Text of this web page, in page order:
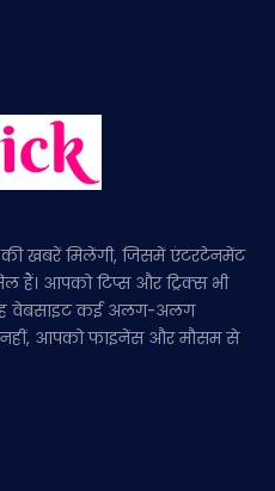
खबरें मिलेंगी, जिसमें एंटरटेनमेंट
हैं। आपको टिप्स और ट्रिक्स भी
वेबसाइट कई अलग-अलग
नहीं, आपको फाइनेंस और मौसम से